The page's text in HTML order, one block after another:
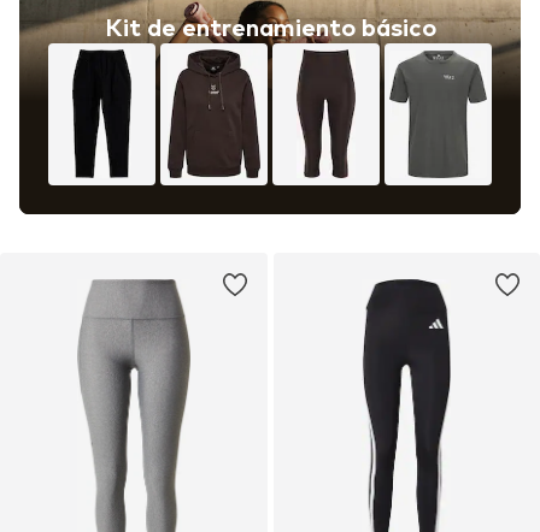
Kit de entrenamiento básico